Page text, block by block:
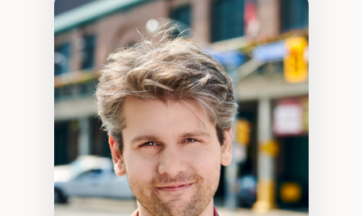
Expertises
Travail social, action et justice sociale
Fondements de l’intervention et des
nouvelles pratiques en travail social et en
éducation inclusive
Minorités linguistiques, offre active et
francophonie plurielle en contexte
linguistique minoritaire
Études critiques sur le handicap, la
neurodiversité, l'agentivité et les injustices
épistémiques
Intersectionnalité et réalités 2SLGBTQ+
Méthodes d’interventions et approches
antiraciste, décoloniale, anti-oppressive
Approche interculturelle critique